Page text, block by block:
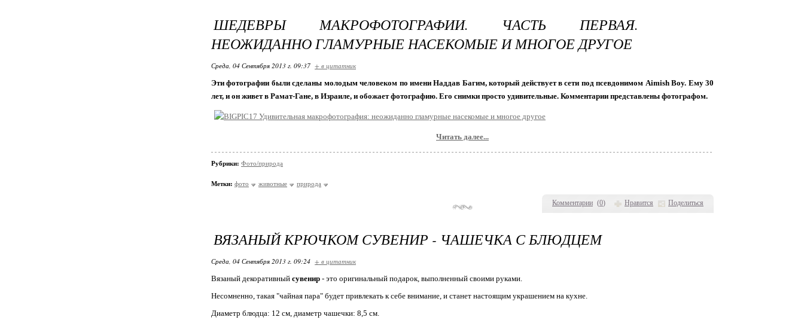
Комментарии (0) Нравится Поделиться
ШЕДЕВРЫ МАКРОФОТОГРАФИИ. ЧАСТЬ ПЕРВАЯ.
НЕОЖИДАННО ГЛАМУРНЫЕ НАСЕКОМЫЕ И МНОГОЕ ДРУГОЕ
Среда, 04 Сентября 2013 г. 09:37 + в цитатник
Эти фотографии были сделаны молодым человеком по имени Наддав Багим, который действует в сети под псевдонимом Aimish Boy. Ему 30
лет, и он живет в Рамат-Гане, в Израиле, и обожает фотографию. Его снимки просто удивительные. Комментарии представлены фотографом.
Читать далее...
Рубрики: Фото/природа
Метки: фото животные природа
ВЯЗАНЫЙ КРЮЧКОМ СУВЕНИР - ЧАШЕЧКА С БЛЮДЦЕМ
Среда, 04 Сентября 2013 г. 09:24 + в цитатник
Вязаный декоративный сувенир - это оригинальный подарок, выполненный своими руками.
Несомненно, такая "чайная пара" будет привлекать к себе внимание, и станет настоящим украшением на кухне.
Диаметр блюдца: 12 см, диаметр чашечки: 8,5 см.